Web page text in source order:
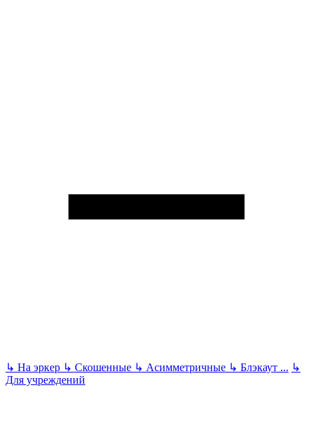
↳ На эркер ↳ Скошенные ↳ Асимметричные ↳ Блэкаут ... ↳
Для учреждений